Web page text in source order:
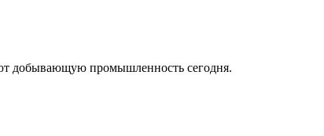
добывающую промышленность сегодня.